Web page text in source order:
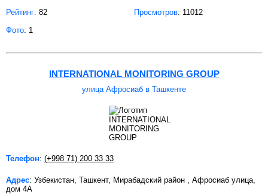
Рейтинг: 82 Просмотров: 11012
Фото: 1
INTERNATIONAL MONITORING GROUP
улица Афросиаб в Ташкенте
Телефон: (+998 71) 200 33 33
Адрес: Узбекистан, Ташкент, Мирабадский район , Афросиаб улица,
дом 4А